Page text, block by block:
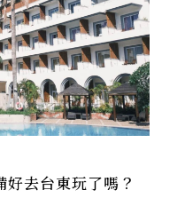
去台東玩了嗎？